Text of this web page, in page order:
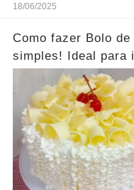
18/06/2025
Como fazer Bolo
simples! Ideal para